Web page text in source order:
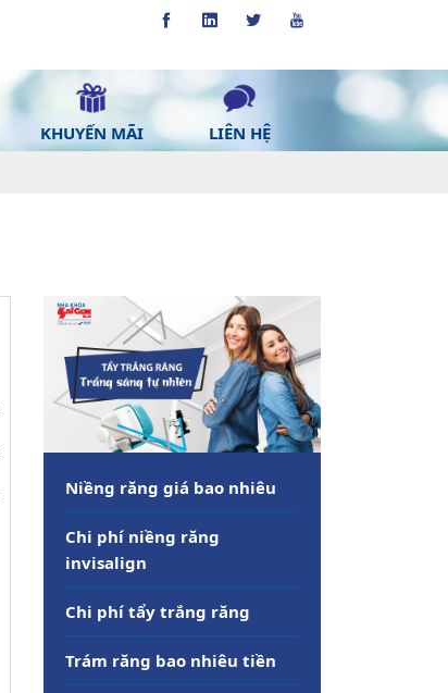
KHUYẾN MÃI
LIÊN HỆ
Niềng răng giá bao nhiêu
Chi phí niềng răng
invisalign
Chi phí tẩy trắng răng
Trám răng bao nhiêu tiền